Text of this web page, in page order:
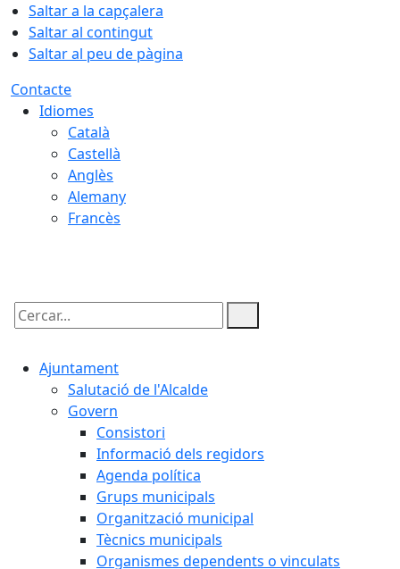
Saltar a la capçalera
Saltar al contingut
Saltar al peu de pàgina
Contacte
Idiomes
Català
Castellà
Anglès
Alemany
Francès
Cercar:
Ajuntament
Salutació de l'Alcalde
Govern
Consistori
Informació dels regidors
Agenda política
Grups municipals
Organització municipal
Tècnics municipals
Organismes dependents o vinculats